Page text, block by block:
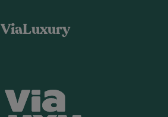
ViaLuxury